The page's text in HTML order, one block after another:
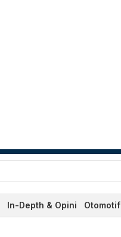
In-Depth & Opini Otomotif